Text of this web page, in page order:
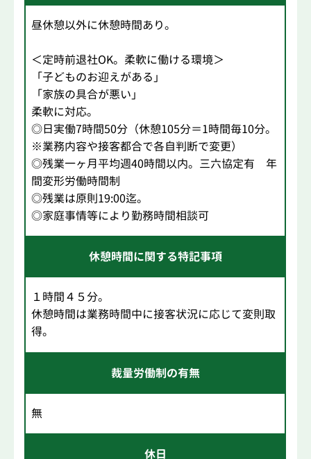
昼休憩以外に休憩時間あり。
＜定時前退社OK。柔軟に働ける環境＞
「子どものお迎えがある」
「家族の具合が悪い」
柔軟に対応。
◎日実働7時間50分（休憩105分＝1時間毎10分。
※業務内容や接客都合で各自判断で変更）
◎残業一ヶ月平均週40時間以内。三六協定有 年
間変形労働時間制
◎残業は原則19:00迄。
◎家庭事情等により勤務時間相談可
休憩時間に関する特記事項
１時間４５分。
休憩時間は業務時間中に接客状況に応じて変則取
得。
裁量労働制の有無
無
休日